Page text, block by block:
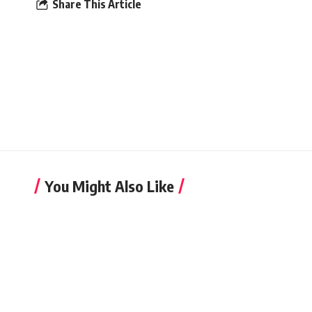
Share This Article
You Might Also Like